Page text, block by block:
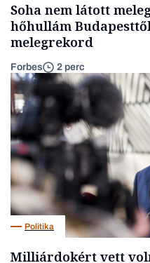
Soha nem látott
hőhullám
melegrekord
Forbes 2 perc
Politika
Milliárdokért vett